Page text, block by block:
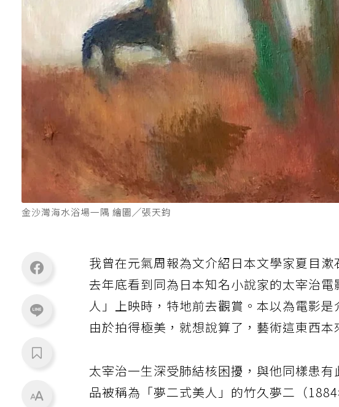
金沙灣海水浴場一隅 繪圖╱張天鈞
我曾在元氣周報為文介紹日本文學家夏目
去年底看到同為日本知名小說家的太宰治
人」上映時，特地前去觀賞。本以為電影
由於拍得極美，就想說算了，藝術這東西本
太宰治一生深受肺結核困擾，與他同樣患
品被稱為「夢二式美人」的竹久夢二（